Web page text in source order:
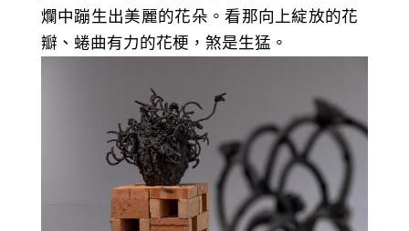
爛中蹦生出美麗的花朵。看那向上綻放的花
瓣、蜷曲有力的花梗，煞是生猛。